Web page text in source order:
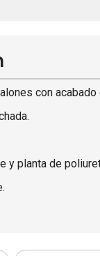
con
y planta de